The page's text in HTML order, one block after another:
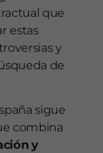
que
estas
y
de
sigue
combina
y